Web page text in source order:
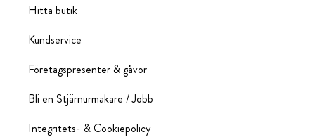
Hitta butik
Kundservice
Företagspresenter & gåvor
Bli en Stjärnurmakare / Jobb
Integritets- & Cookiepolicy